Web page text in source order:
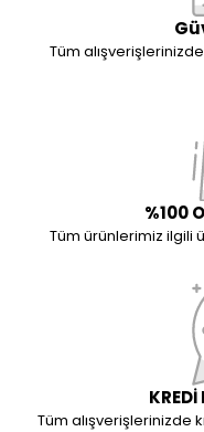
Tüm
%100
Tüm ürünlerimiz ilgili
Tüm alışverişlerinizde